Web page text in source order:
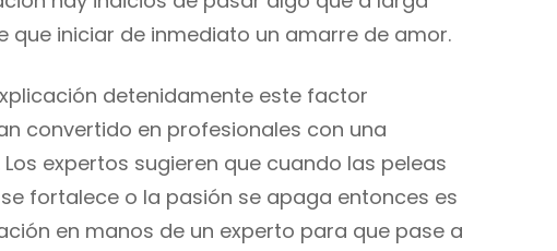
que iniciar de inmediato un amarre de amor.
detenidamente este factor
convertido en profesionales con una
expertos sugieren que cuando las peleas
fortalece o la pasión se apaga entonces es
en manos de un experto para que pase a